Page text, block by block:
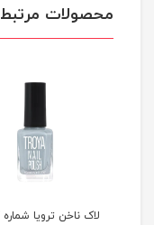
محصولات مرتبط
لاک ناخن ترویا شماره 977